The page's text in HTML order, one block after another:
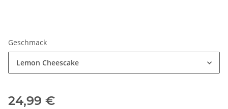
Geschmack
Lemon Cheescake
24,99 €